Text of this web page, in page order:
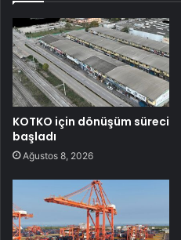
KOTKO için dönüşüm süreci
başladı
Ağustos 8, 2026